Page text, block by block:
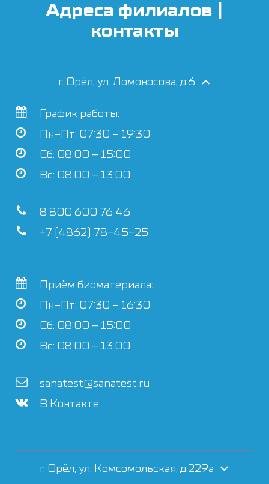
Адреса филиалов |
контакты
г. Орёл, ул. Ломоносова, д.6
График работы:
Пн–Пт: 07:30 – 19:30
Сб: 08:00 – 15:00
Вс: 08:00 – 13:00
8 800 600 76 46
+7 (4862) 78-45-25
Приём биоматериала:
Пн–Пт: 07:30 – 16:30
Сб: 08:00 – 15:00
Вс: 08:00 – 13:00
sanatest@sanatest.ru
В Контакте
г. Орёл, ул. Комсомольская, д.229а